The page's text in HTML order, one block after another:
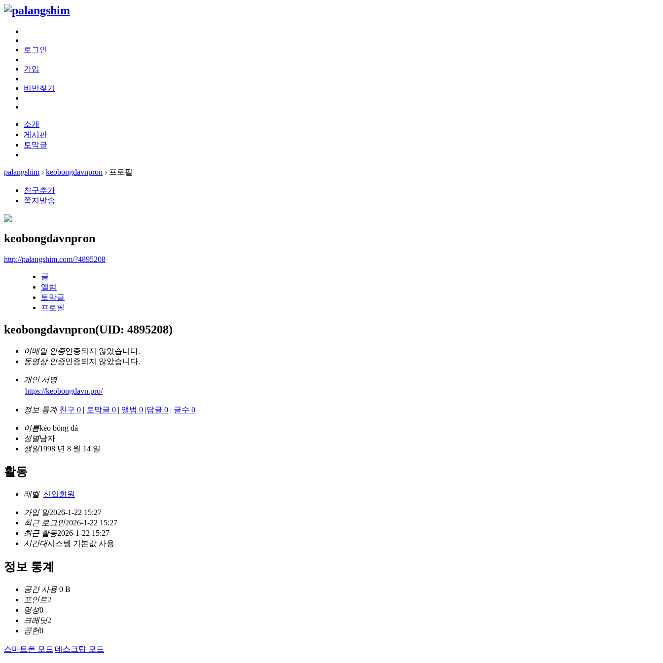
로그인
가입
비번찾기
소개
게시판
토막글
palangshim › keobongdavnpron › 프로필
친구추가
쪽지발송
keobongdavnpron
http://palangshim.com/?4895208
글
앨범
토막글
프로필
keobongdavnpron(UID: 4895208)
이메일 인증인증되지 않았습니다.
동영상 인증인증되지 않았습니다.
개인 서명
https://keobongdavn.pro/
정보 통계 친구 0 | 토막글 0 | 앨범 0 |답글 0 | 글수 0
이름kèo bóng đá
성별남자
생일1998 년 8 월 14 일
활동
레벨 신입회원
가입 일2026-1-22 15:27
최근 로그인2026-1-22 15:27
최근 활동2026-1-22 15:27
시간대시스템 기본값 사용
정보 통계
공간 사용 0 B
포인트2
명성0
크레딧2
공헌0
스마트폰 모드|데스크탑 모드